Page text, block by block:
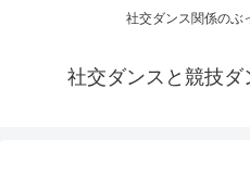
社交ダンス関係のぶ
社交ダンスと競技